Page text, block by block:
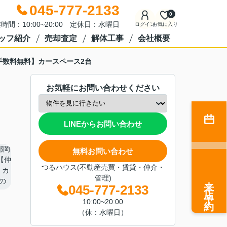
045-777-2133
間：10:00~20:00 定休日：水曜日 ログインお気に入り
0
フ紹介 売却査定 解体工事 会社概要
料無料】カースペース2台
お気軽にお問い合わせください
LINEからお問い合わせ
無料お問い合わせ
つるハウス(不動産売買・賃貸・仲介・
管理)
045-777-2133
10:00~20:00
（休：水曜日）
来店予約